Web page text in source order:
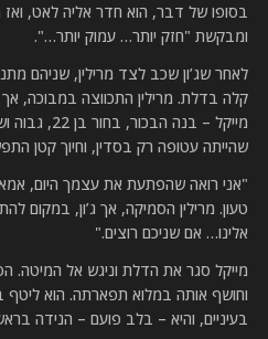
בסופו של דבר, הוא חדר אליה לאט, ואז
ומבקשת "חזק יותר… עמוק יותר…".
לאחר שג’ון שכב לצד מרילין, שניהם
קלה בדלת. מרילין התכווצה במבוכה,
מייקל – בנה
שהייתה עטופה רק בסדין, וחיוך קטן
"אני רואה שהפתעת את עצמך היום,
טעון. מרילין הסמיקה, אך ג’ון, במקום
אלינו… אם שניכם רוצים."
מייקל סגר את הדלת וניגש אל המיטה.
וחושף אותה במלוא תפארתה. הוא ליטף
בעיניים, והיא – בלב פועם – הנידה